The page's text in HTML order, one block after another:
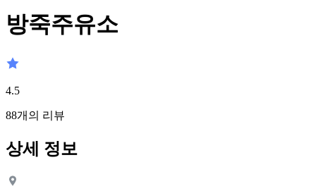
방죽주유소
4.5
88개의 리뷰
상세 정보